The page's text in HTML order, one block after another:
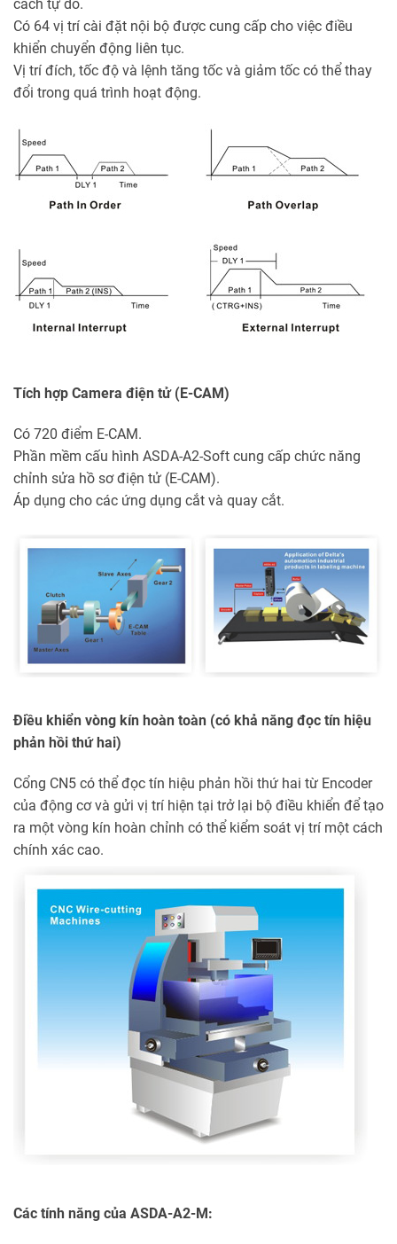
cách tự do.
Có 64 vị trí cài đặt nội bộ được cung cấp cho việc điều
khiển chuyển động liên tục.
Vị trí đích, tốc độ và lệnh tăng tốc và giảm tốc có thể thay
đổi trong quá trình hoạt động.
Tích hợp Camera điện tử (E-CAM)
Có 720 điểm E-CAM.
Phần mềm cấu hình ASDA-A2-Soft cung cấp chức năng
chỉnh sửa hồ sơ điện tử (E-CAM).
Áp dụng cho các ứng dụng cắt và quay cắt.
Điều khiển vòng kín hoàn toàn (có khả năng đọc tín hiệu
phản hồi thứ hai)
Cổng CN5 có thể đọc tín hiệu phản hồi thứ hai từ Encoder
của động cơ và gửi vị trí hiện tại trở lại bộ điều khiển để tạo
ra một vòng kín hoàn chỉnh có thể kiểm soát vị trí một cách
chính xác cao.
Các tính năng của ASDA-A2-M: